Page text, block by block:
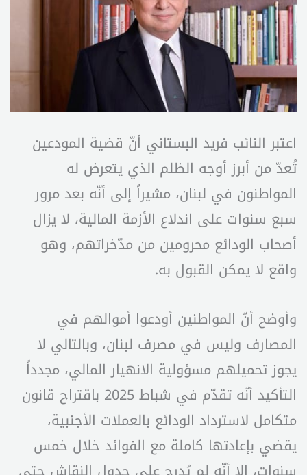
اعتبر النائب فريد البستاني أنّ قضية المودعين
تُعدّ من أبرز أوجه الظلم الذي يتعرض له
المواطنون في لبنان، مشيراً إلى أنّه بعد مرور
سبع سنوات على اندلاع الأزمة المالية، لا يزال
أصحاب الودائع محرومين من مدّخراتهم، وهو
واقع لا يمكن القبول به.
وأوضح أنّ المواطنين أودعوا أموالهم في
المصارف وليس في مصرف لبنان، وبالتالي لا
يجوز تحميلهم مسؤولية الانهيار المالي، مجدداً
التأكيد أنّه تقدّم في شباط 2025 باقتراح قانون
متكامل لاسترداد الودائع بالعملات الأجنبية،
يقضي بإعادتها كاملة مع الفوائد خلال خمس